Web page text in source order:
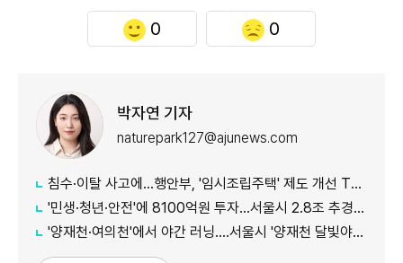
0 0
박자연 기자
naturepark127@ajunews.com
침수·이탈 사고에...행안부, '임시조립주택' 제도 개선 TF 가동
'민생·청년·안전'에 8100억원 투자...서울시 2.8조 추경 예산 편성
'양재천·여의천'에서 야간 러닝....서울시 '양재천 달빛야행런' 개최